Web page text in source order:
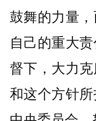
鼓舞的力量
自己的重大
督下，大力
和这个方针